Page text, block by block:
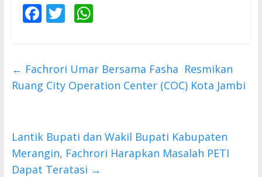
F
b
o
T
er
W
s
A
← Fachrori Umar Bersama Fasha Resmikan
Ruang City Operation Center (COC) Kota Jambi
Lantik Bupati dan Wakil Bupati Kabupaten
Merangin, Fachrori Harapkan Masalah PETI
Dapat Teratasi →